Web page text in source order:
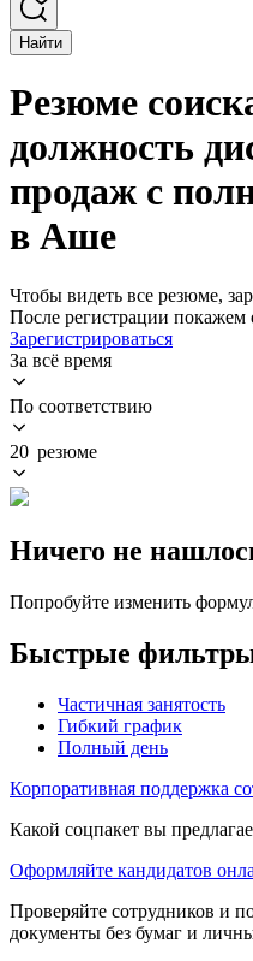
Найти
Резюме
должность
продаж с
в Аше
Чтобы видеть все резюме,
После регистрации
Зарегистрироваться
За всё время
По соответствию
20 резюме
Ничего не
Попробуйте изменить
Быстрые
Частичная занятость
Гибкий график
Полный день
Корпоративная поддержка
Какой соцпакет вы
Оформляйте кандидатов
Проверяйте сотрудников и
документы без бумаг и